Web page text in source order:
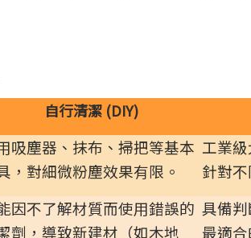
自行清潔 (DIY)
吸塵器、抹布、掃把等基本
，對細微粉塵效果有限。
工業
針對
因不了解材質而使用錯誤的
劑，導致新建材（如木地
具備
最適